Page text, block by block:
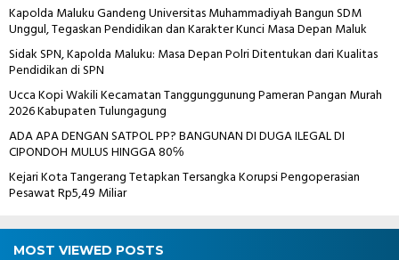
Kapolda Maluku Gandeng Universitas Muhammadiyah Bangun SDM
Unggul, Tegaskan Pendidikan dan Karakter Kunci Masa Depan Maluk
Sidak SPN, Kapolda Maluku: Masa Depan Polri Ditentukan dari Kualitas
Pendidikan di SPN
Ucca Kopi Wakili Kecamatan Tanggunggunung Pameran Pangan Murah
2026 Kabupaten Tulungagung
ADA APA DENGAN SATPOL PP? BANGUNAN DI DUGA ILEGAL DI
CIPONDOH MULUS HINGGA 80℅
Kejari Kota Tangerang Tetapkan Tersangka Korupsi Pengoperasian
Pesawat Rp5,49 Miliar
MOST VIEWED POSTS